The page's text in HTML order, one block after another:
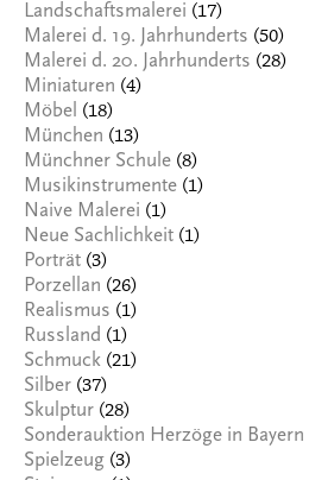
Landschaftsmalerei (17)
Malerei d. 19. Jahrhunderts (50)
Malerei d. 20. Jahrhunderts (28)
Miniaturen (4)
Möbel (18)
München (13)
Münchner Schule (8)
Musikinstrumente (1)
Naive Malerei (1)
Neue Sachlichkeit (1)
Porträt (3)
Porzellan (26)
Realismus (1)
Russland (1)
Schmuck (21)
Silber (37)
Skulptur (28)
Sonderauktion Herzöge in Bayern
Spielzeug (3)